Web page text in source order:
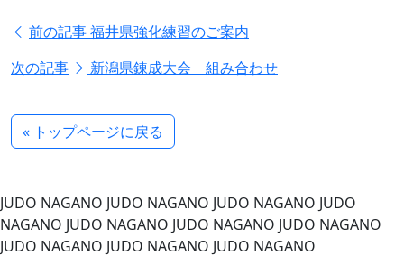
前の記事福井県強化練習のご案内
次の記事
新潟県錬成大会 組み合わせ
« トップページに戻る
JUDO NAGANO JUDO NAGANO JUDO NAGANO JUDO
NAGANO JUDO NAGANO JUDO NAGANO JUDO NAGANO
JUDO NAGANO JUDO NAGANO JUDO NAGANO